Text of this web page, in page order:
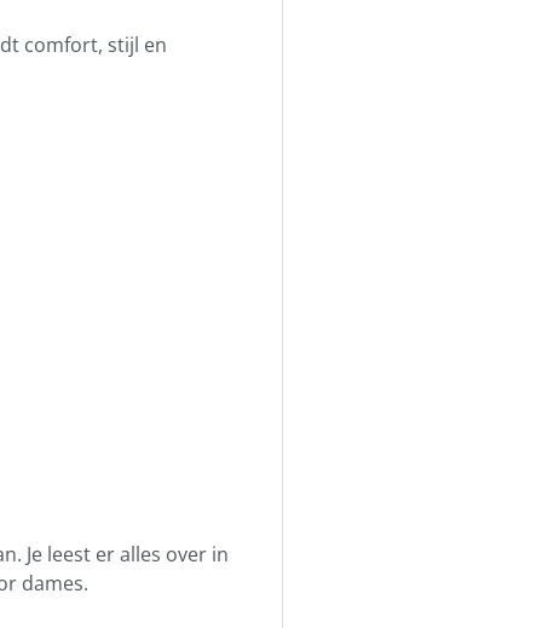
comfort, stijl en
Je leest er alles over in
dames.